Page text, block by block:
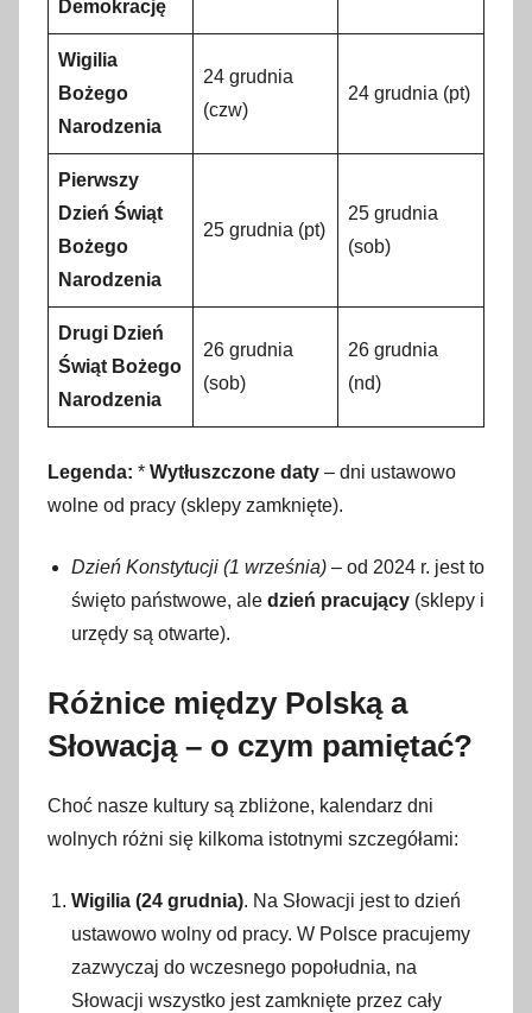
Demokrację
Wigilia
Bożego
Narodzenia
24 grudnia
(czw)
24 grudnia (pt)
Pierwszy
Dzień Świąt
Bożego
Narodzenia
25 grudnia (pt)
25 grudnia
(sob)
Drugi Dzień
Świąt Bożego
Narodzenia
26 grudnia
(sob)
26 grudnia
(nd)
Legenda: * Wytłuszczone daty – dni ustawowo
wolne od pracy (sklepy zamknięte).
Dzień Konstytucji (1 września) – od 2024 r. jest to
święto państwowe, ale dzień pracujący (sklepy i
urzędy są otwarte).
Różnice między Polską a
Słowacją – o czym pamiętać?
Choć nasze kultury są zbliżone, kalendarz dni
wolnych różni się kilkoma istotnymi szczegółami:
Wigilia (24 grudnia). Na Słowacji jest to dzień
ustawowo wolny od pracy. W Polsce pracujemy
zazwyczaj do wczesnego popołudnia, na
Słowacji wszystko jest zamknięte przez cały